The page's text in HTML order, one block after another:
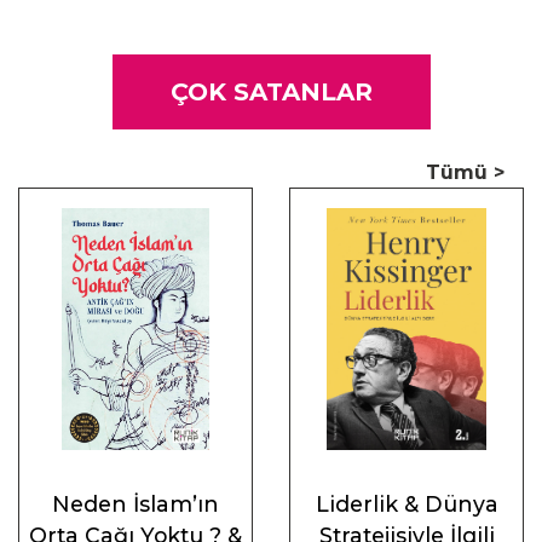
beklentilerini tamamıyla anladığına inanan bir adamın
kendini dünyevilikten soyutlama uğruna sapmaya başladığı
sözlerinin derinliğini koruyan ve bunları, çalkantılı yaşamının
ayrılmaz bir parçası olarak sunan David A. Shafer’ın Antonin
Artaud biyografisi, sanatçı ile işlerinin hâlâ devam eden
kültürel yansımalarının da taze bir yorumu olarak okunabilir.
“Tarihçi David A. Shafer, zengin anlatımıyla sosyal ve
psikolojik bağlamda da güncelliğini koruyan bir biyografi
ortaya çıkarmış.”
— Times Literary Supplement
ÇOK SATANLAR
Tümü >
Neden İslam’ın
Orta Çağı Yoktu ? &
Liderlik & Dünya
Stratejisiyle İlgili